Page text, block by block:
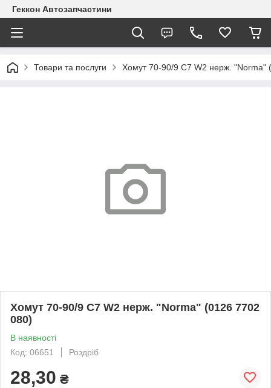
Геккон Автозапчастини
Товари та послуги Хомут 70-90/9 C7 W2 нерж. "Norma"
Хомут 70-90/9 C7 W2 нерж. "Norma" (0126 7702
080)
В наявності
Код: 06651
Роздріб
28,30 ₴